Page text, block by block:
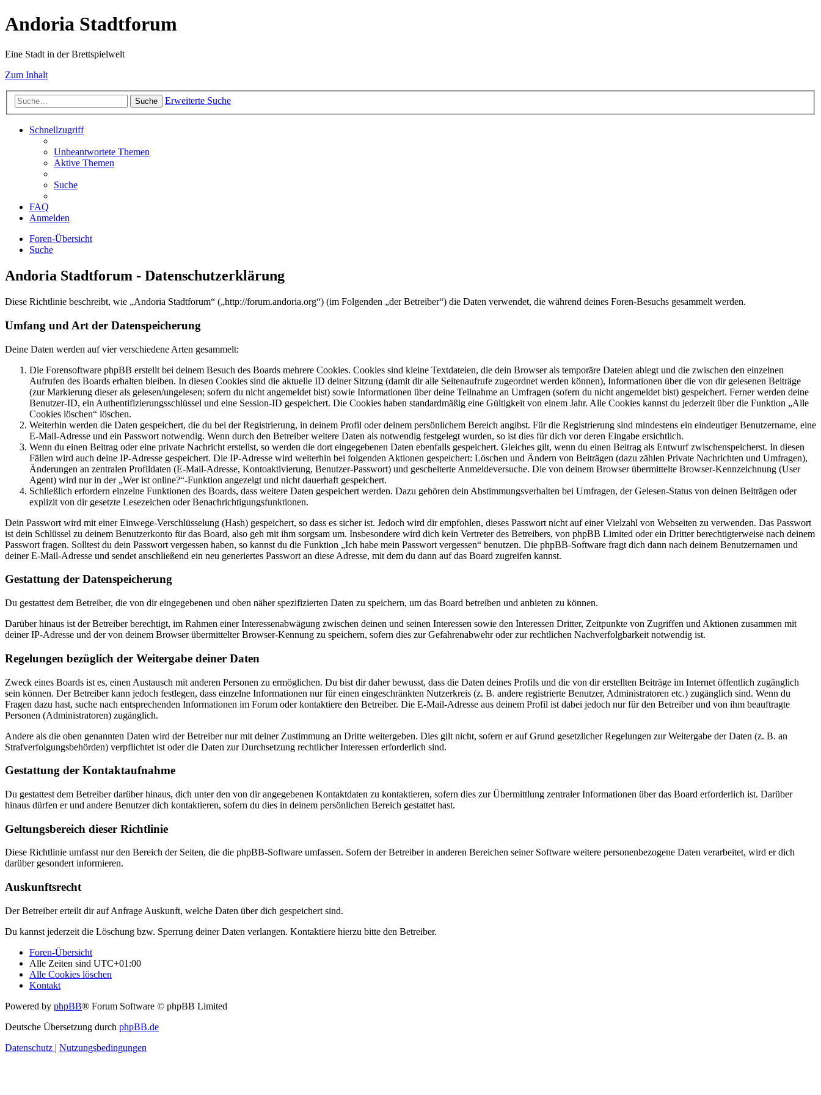
Andoria Stadtforum
Eine Stadt in der Brettspielwelt
Zum Inhalt
Suche Erweiterte Suche
Schnellzugriff
Unbeantwortete Themen
Aktive Themen
Suche
FAQ
Anmelden
Foren-Übersicht
Suche
Andoria Stadtforum - Datenschutzerklärung
Diese Richtlinie beschreibt, wie „Andoria Stadtforum“ („http://forum.andoria.org“) (im Folgenden „der Betreiber“) die Daten verwendet, die während deines Foren-Besuchs gesammelt werden.
Umfang und Art der Datenspeicherung
Deine Daten werden auf vier verschiedene Arten gesammelt:
Die Forensoftware phpBB erstellt bei deinem Besuch des Boards mehrere Cookies. Cookies sind kleine Textdateien, die dein Browser als temporäre Dateien ablegt und die zwischen den einzelnen
Aufrufen des Boards erhalten bleiben. In diesen Cookies sind die aktuelle ID deiner Sitzung (damit dir alle Seitenaufrufe zugeordnet werden können), Informationen über die von dir gelesenen Beiträge
(zur Markierung dieser als gelesen/ungelesen; sofern du nicht angemeldet bist) sowie Informationen über deine Teilnahme an Umfragen (sofern du nicht angemeldet bist) gespeichert. Ferner werden deine
Benutzer-ID, ein Authentifizierungsschlüssel und eine Session-ID gespeichert. Die Cookies haben standardmäßig eine Gültigkeit von einem Jahr. Alle Cookies kannst du jederzeit über die Funktion „Alle
Cookies löschen“ löschen.
Weiterhin werden die Daten gespeichert, die du bei der Registrierung, in deinem Profil oder deinem persönlichem Bereich angibst. Für die Registrierung sind mindestens ein eindeutiger Benutzername, eine
E-Mail-Adresse und ein Passwort notwendig. Wenn durch den Betreiber weitere Daten als notwendig festgelegt wurden, so ist dies für dich vor deren Eingabe ersichtlich.
Wenn du einen Beitrag oder eine private Nachricht erstellst, so werden die dort eingegebenen Daten ebenfalls gespeichert. Gleiches gilt, wenn du einen Beitrag als Entwurf zwischenspeicherst. In diesen
Fällen wird auch deine IP-Adresse gespeichert. Die IP-Adresse wird weiterhin bei folgenden Aktionen gespeichert: Löschen und Ändern von Beiträgen (dazu zählen Private Nachrichten und Umfragen),
Änderungen an zentralen Profildaten (E-Mail-Adresse, Kontoaktivierung, Benutzer-Passwort) und gescheiterte Anmeldeversuche. Die von deinem Browser übermittelte Browser-Kennzeichnung (User
Agent) wird nur in der „Wer ist online?“-Funktion angezeigt und nicht dauerhaft gespeichert.
Schließlich erfordern einzelne Funktionen des Boards, dass weitere Daten gespeichert werden. Dazu gehören dein Abstimmungsverhalten bei Umfragen, der Gelesen-Status von deinen Beiträgen oder
explizit von dir gesetzte Lesezeichen oder Benachrichtigungsfunktionen.
Dein Passwort wird mit einer Einwege-Verschlüsselung (Hash) gespeichert, so dass es sicher ist. Jedoch wird dir empfohlen, dieses Passwort nicht auf einer Vielzahl von Webseiten zu verwenden. Das Passwort
ist dein Schlüssel zu deinem Benutzerkonto für das Board, also geh mit ihm sorgsam um. Insbesondere wird dich kein Vertreter des Betreibers, von phpBB Limited oder ein Dritter berechtigterweise nach deinem
Passwort fragen. Solltest du dein Passwort vergessen haben, so kannst du die Funktion „Ich habe mein Passwort vergessen“ benutzen. Die phpBB-Software fragt dich dann nach deinem Benutzernamen und
deiner E-Mail-Adresse und sendet anschließend ein neu generiertes Passwort an diese Adresse, mit dem du dann auf das Board zugreifen kannst.
Gestattung der Datenspeicherung
Du gestattest dem Betreiber, die von dir eingegebenen und oben näher spezifizierten Daten zu speichern, um das Board betreiben und anbieten zu können.
Darüber hinaus ist der Betreiber berechtigt, im Rahmen einer Interessenabwägung zwischen deinen und seinen Interessen sowie den Interessen Dritter, Zeitpunkte von Zugriffen und Aktionen zusammen mit
deiner IP-Adresse und der von deinem Browser übermittelter Browser-Kennung zu speichern, sofern dies zur Gefahrenabwehr oder zur rechtlichen Nachverfolgbarkeit notwendig ist.
Regelungen bezüglich der Weitergabe deiner Daten
Zweck eines Boards ist es, einen Austausch mit anderen Personen zu ermöglichen. Du bist dir daher bewusst, dass die Daten deines Profils und die von dir erstellten Beiträge im Internet öffentlich zugänglich
sein können. Der Betreiber kann jedoch festlegen, dass einzelne Informationen nur für einen eingeschränkten Nutzerkreis (z. B. andere registrierte Benutzer, Administratoren etc.) zugänglich sind. Wenn du
Fragen dazu hast, suche nach entsprechenden Informationen im Forum oder kontaktiere den Betreiber. Die E-Mail-Adresse aus deinem Profil ist dabei jedoch nur für den Betreiber und von ihm beauftragte
Personen (Administratoren) zugänglich.
Andere als die oben genannten Daten wird der Betreiber nur mit deiner Zustimmung an Dritte weitergeben. Dies gilt nicht, sofern er auf Grund gesetzlicher Regelungen zur Weitergabe der Daten (z. B. an
Strafverfolgungsbehörden) verpflichtet ist oder die Daten zur Durchsetzung rechtlicher Interessen erforderlich sind.
Gestattung der Kontaktaufnahme
Du gestattest dem Betreiber darüber hinaus, dich unter den von dir angegebenen Kontaktdaten zu kontaktieren, sofern dies zur Übermittlung zentraler Informationen über das Board erforderlich ist. Darüber
hinaus dürfen er und andere Benutzer dich kontaktieren, sofern du dies in deinem persönlichen Bereich gestattet hast.
Geltungsbereich dieser Richtlinie
Diese Richtlinie umfasst nur den Bereich der Seiten, die die phpBB-Software umfassen. Sofern der Betreiber in anderen Bereichen seiner Software weitere personenbezogene Daten verarbeitet, wird er dich
darüber gesondert informieren.
Auskunftsrecht
Der Betreiber erteilt dir auf Anfrage Auskunft, welche Daten über dich gespeichert sind.
Du kannst jederzeit die Löschung bzw. Sperrung deiner Daten verlangen. Kontaktiere hierzu bitte den Betreiber.
Foren-Übersicht
Alle Zeiten sind UTC+01:00
Alle Cookies löschen
Kontakt
Powered by phpBB® Forum Software © phpBB Limited
Deutsche Übersetzung durch phpBB.de
Datenschutz | Nutzungsbedingungen